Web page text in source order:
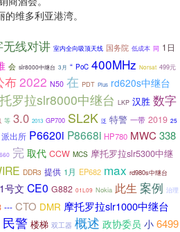
维多利亚港湾。
无线对讲 室内全向吸顶天线 国务院 低成本 同 1日
会 slr8000中继台 3月 “ PoC 400MHz Norsat 499元
布2022 N50 在 PDT Plus rd620s中继台
罗拉slr8000中继台 LKP 汉胜 数字
等 3.0 2013 GP700 SL2K 泛 特警 一带 2019 25
派出所 P6620i P8668i HP780 MWC 338
完取代 CCW MCS 摩托罗拉slr5300中继
DDR3 提供 1月 EP682 max rd980s中继台
1号文 CE0 G882 01L09 Nokia 此生 案例 治理
--- CTO DMR 摩托罗拉slr1000中继台
民警 楼梯 双工器 概述 政协委员 小 6499